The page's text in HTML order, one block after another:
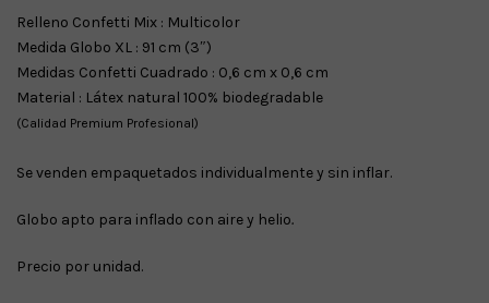
Relleno Confetti Mix : Multicolor
Medida Globo XL : 91 cm (3″)
Medidas Confetti Cuadrado : 0,6 cm x 0,6 cm
Material : Látex natural 100% biodegradable
(Calidad Premium Profesional)
Se venden empaquetados individualmente y sin inflar.
Globo apto para inflado con aire y helio.
Precio por unidad.